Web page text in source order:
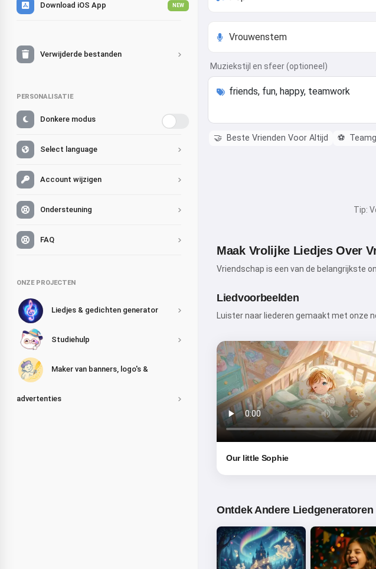
Download iOS App NEW
Verwijderde bestanden
PERSONALISATIE
Donkere modus
Select language
Account wijzigen
Ondersteuning
FAQ
ONZE PROJECTEN
Liedjes & gedichten generator
Studiehulp
Maker van banners, logo's &
advertenties
Muziekstijl en sfeer (optioneel)
🤝 Beste Vrienden Voor Altijd ⚽
Tip:
Maak Vrolijke Liedjes Over
Vriendschap is een van de belangrijkste
Liedvoorbeelden
Luister naar liederen gemaakt met onze
Our little Sophie
Ontdek Andere Liedgeneratoren
Ik
Door de
Servicevoorwaarden,